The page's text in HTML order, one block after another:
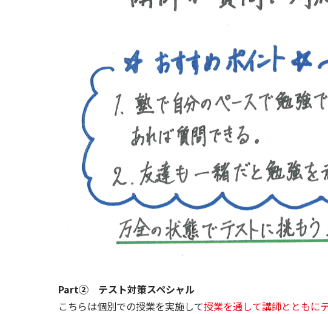
Part② テスト対策スペシャル
こちらは個別での授業を実施して授業を通して講師とともに